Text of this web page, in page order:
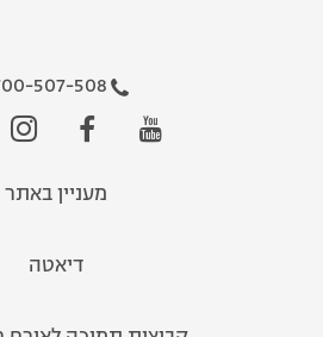
507-508
מעניין באתר
דיאטה